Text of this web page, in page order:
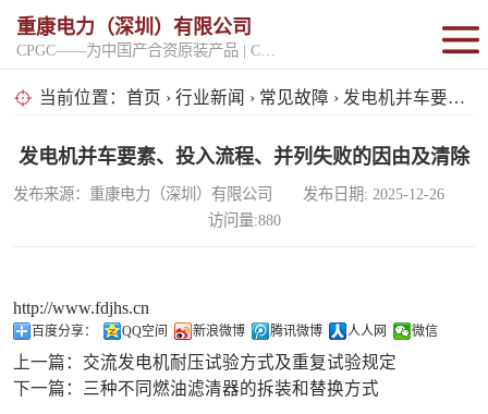
重康电力（深圳）有限公司
当前位置： 首页 › 行业新闻 › 常见故障 › 发电机并车要素、投入流程、并列失败的因由及清除
发电机并车要素、投入流程、并列失败的因由及清除
发布来源：重康电力（深圳）有限公司 发布日期: 2025-12-26
访问量:880
http://www.fdjhs.cn
百度分享： QQ空间 新浪微博 腾讯微博 人人网 微信
上一篇： 交流发电机耐压试验方式及重复试验规定
下一篇：
三种不同燃油滤清器的拆装和替换方式
固定开架式
超静音型
移动电站